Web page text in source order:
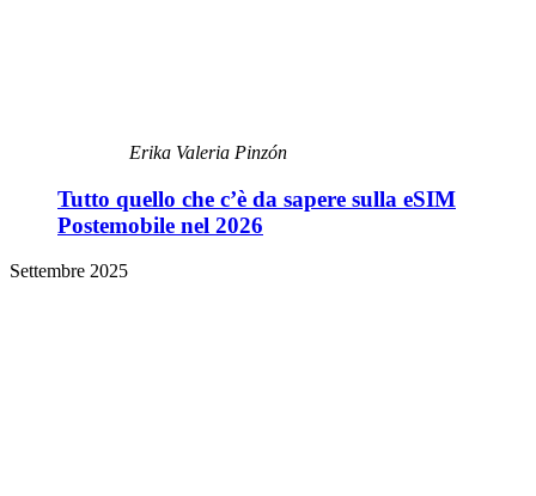
Erika Valeria Pinzón
Tutto quello che c’è da sapere sulla eSIM
Postemobile nel 2026
Settembre 2025